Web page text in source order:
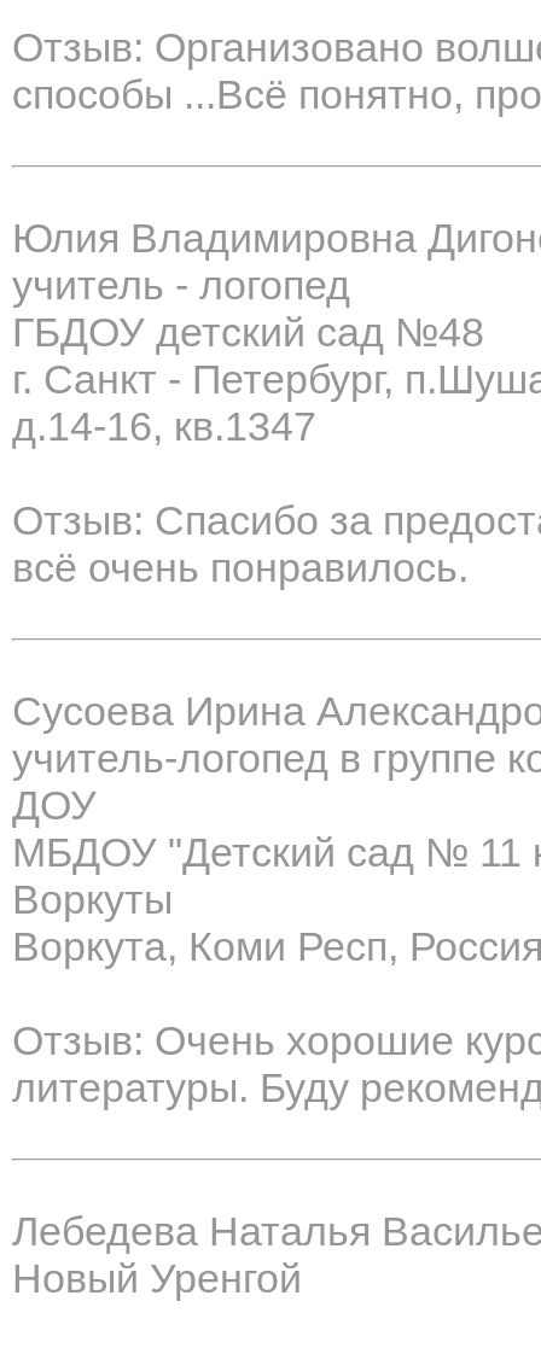
Отзыв: Организовано
способы ...Всё понятно,
Юлия Владимировна
учитель - логопед
ГБДОУ детский сад №48
г. Санкт - Петербург,
д.14-16, кв.1347
Отзыв: Спасибо за
всё очень понравилось.
Сусоева Ирина
учитель-логопед в группе
ДОУ
МБДОУ "Детский сад № 11
Воркуты
Воркута, Коми Респ,
Отзыв: Очень хорошие
литературы. Буду
Лебедева Наталья
Новый Уренгой